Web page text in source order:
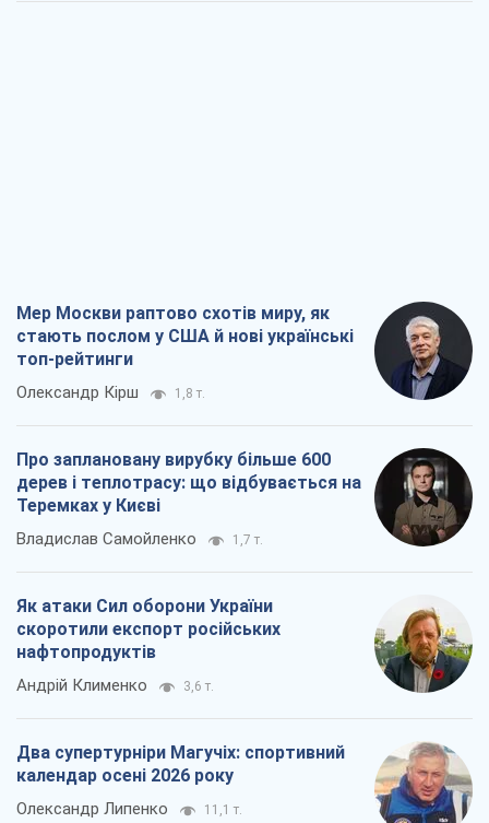
Мер Москви раптово схотів миру, як
стають послом у США й нові українські
топ-рейтинги
Олександр Кірш 1,8 т.
Про заплановану вирубку більше 600
дерев і теплотрасу: що відбувається на
Теремках у Києві
Владислав Самойленко 1,7 т.
Як атаки Сил оборони України
скоротили експорт російських
нафтопродуктів
Андрій Клименко 3,6 т.
Два супертурніри Магучіх: спортивний
календар осені 2026 року
Олександр Липенко 11,1 т.